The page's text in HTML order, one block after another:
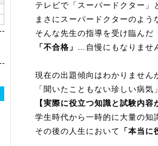
テレビで「スーパードクター
まさにスーパードクターのよう
そんな先生の指導を受け臨ん
「不合格」 …自慢にもなりませ
現在の出題傾向はわかりません
「聞いたこともない珍しい病気
【実際に役立つ知識と試験内容
学生時代から一時的に大量の
その後の人生において 「本当に